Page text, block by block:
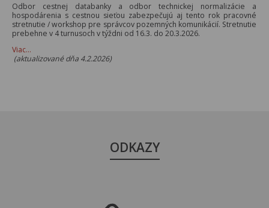
Odbor cestnej databanky a odbor technickej normalizácie a
hospodárenia s cestnou sieťou zabezpečujú aj tento rok pracovné
stretnutie / workshop pre správcov pozemných komunikácií. Stretnutie
prebehne v 4 turnusoch v týždni od 16.3. do 20.3.2026.
Viac…
(aktualizované dňa 4.2.2026)
ODKAZY